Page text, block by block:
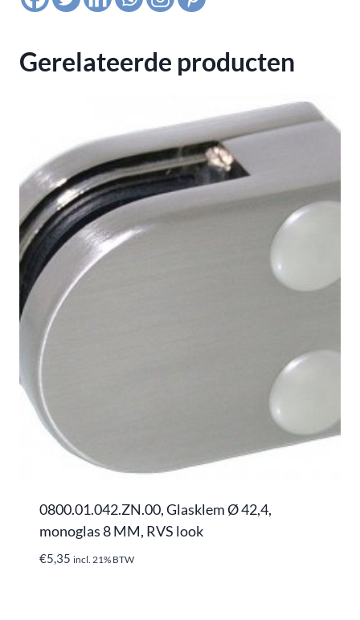
satin
K320
Gerelateerde producten
0800.01.042.ZN.00, Glasklem Ø 42,4,
monoglas 8 MM, RVS look
€5,35 incl. 21% BTW